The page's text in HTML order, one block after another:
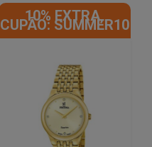
10% EXTRA,
CUPÃO: SUMMER10